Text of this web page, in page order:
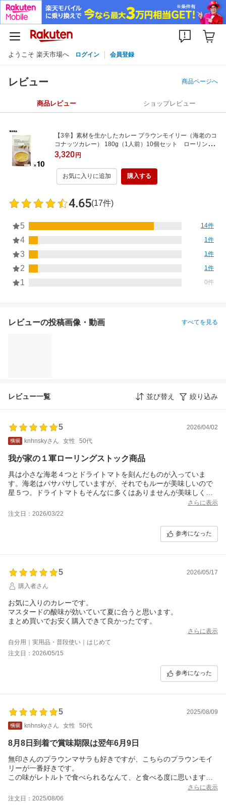
ようこそ 楽天市場へ ログイン 会員登録
レビュー 商品ページへ
商品レビュー ショップレビュー
【3辛】素材を生かしたカレー プラウンモイリー（海老のコ
コナッツカレー） 180g（1人前）10個セット ローリング
ストック 備蓄 防災【無印良品 公式】
3,320円
お気に入りに追加 購入する
4.65(17件)
5 14件
4 1件
3 1件
2 1件
1 0件
レビューの投稿画像・動画 すべてを見る
レビュー一覧 並び替え 絞り込み
5
2026/04/02
knhnskyさん
女性 50代
我が家の１軍ローリングストック商品
具は小さな海老４つとドライトマトを刻んだものが入っていま
す。海老はパサパサしていますが、それでもルーが美味しいので
星５つ。ドライトマトもそんなに多くはありませんが美味しくて
好みです。単品だとひとつ350円なのでセット買いはいくらかお得
ですね。
さらに表示
注文日：2026/03/22
参考になった
5
2026/05/17
購入者さん
お気に入りのカレーです。
マスタードの酸味が効いていて夏に合うと思います。
まとめ買いでお安く購入できて良かったです。
さらに表示
自分用｜実用品・普段使い｜はじめて
注文日：2026/05/15
参考になった
5
2025/08/09
knhnskyさん
女性 50代
8月8日到着で賞味期限は翌年6月9日
無印さんのプラウンマサラも好きですが、こちらのプラウンモイ
リーが一番好きです。
この味がレトルトで食べられるなんて、と食べる度に思います。
ストック用に購入したので賞味期限に余裕のある新しいものが届
さらに表示
注文日：2025/08/06